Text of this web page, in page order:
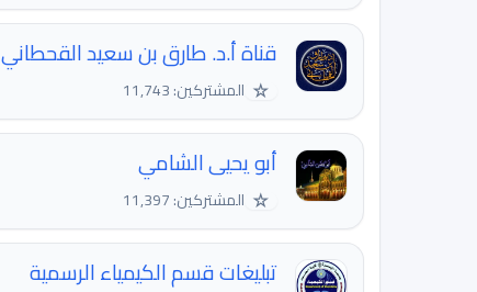
قناة أ.د. طارق بن سعيد القحطاني
☆ المشتركين: 11,743
أبو يحيى الشامي
☆ المشتركين: 11,397
تبليغات قسم الكيمياء الرسمية